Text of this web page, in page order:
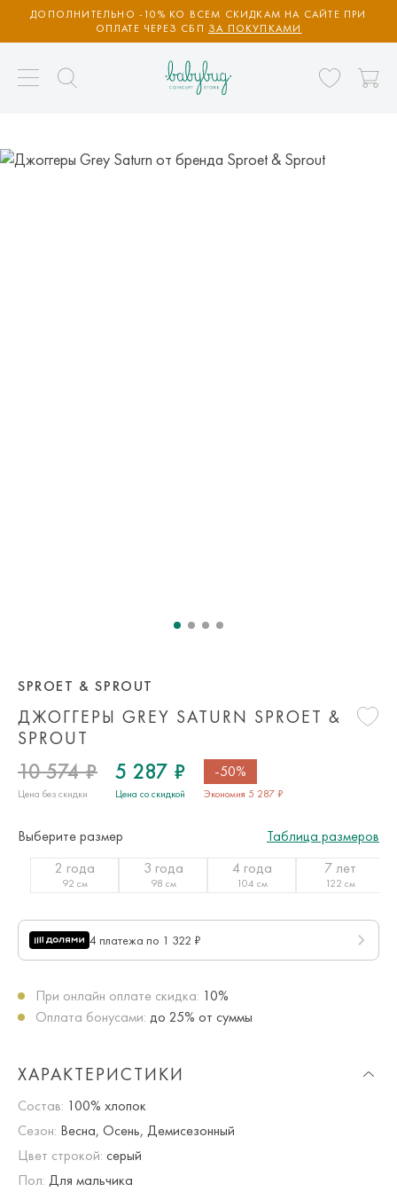
ДОПОЛНИТЕЛЬНО -10% КО ВСЕМ СКИДКАМ НА САЙТЕ ПРИ
ОПЛАТЕ ЧЕРЕЗ СБП ЗА ПОКУПКАМИ
ДЖОГГЕРЫ GREY SATURN SPROET &
SPROUT
SPROET & SPROUT
10 574 ₽
Цена без скидки
5 287 ₽
Цена со скидкой
-50%
Экономия 5 287 ₽
Выберите размер
Таблица размеров
2 года
92 см
3 года
98 см
4 года
104 см
7 лет
122 см
4 платежа по 1 322 ₽
При онлайн оплате скидка: 10%
Оплата бонусами: до 25% от суммы
ХАРАКТЕРИСТИКИ
Состав: 100% хлопок
Сезон: Весна, Осень, Демисезонный
Цвет строкой: серый
Пол: Для мальчика